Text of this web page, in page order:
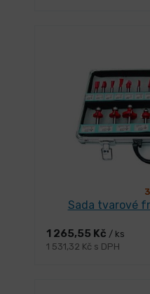
Sada tvarové
1 265,55 Kč / ks
1 531,32 Kč s DPH